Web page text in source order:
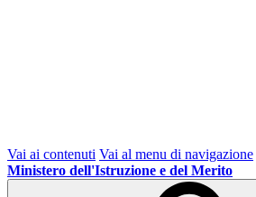
Vai ai contenuti Vai al menu di navigazione
Ministero dell'Istruzione e del Merito